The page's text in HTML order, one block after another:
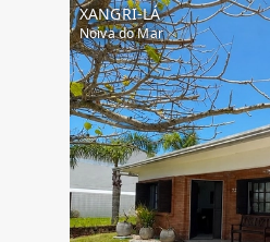
XANGRI-LÁ
Noiva do Mar